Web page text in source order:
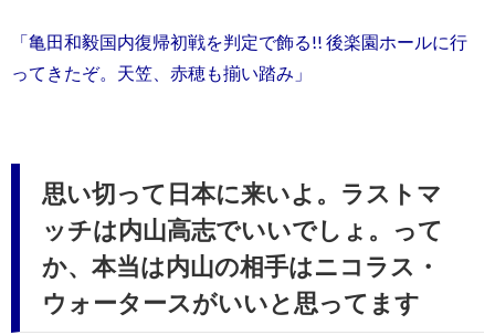
「亀田和毅国内復帰初戦を判定で飾る!! 後楽園ホールに行
ってきたぞ。天笠、赤穂も揃い踏み」
思い切って日本に来いよ。ラストマ
ッチは内山高志でいいでしょ。って
か、本当は内山の相手はニコラス・
ウォータースがいいと思ってます